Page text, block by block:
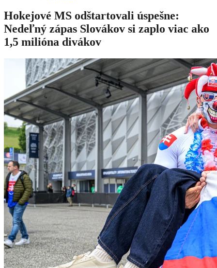
Hokejové MS odštartovali úspešne:
Nedeľný zápas Slovákov si zaplo viac ako
1,5 milióna divákov